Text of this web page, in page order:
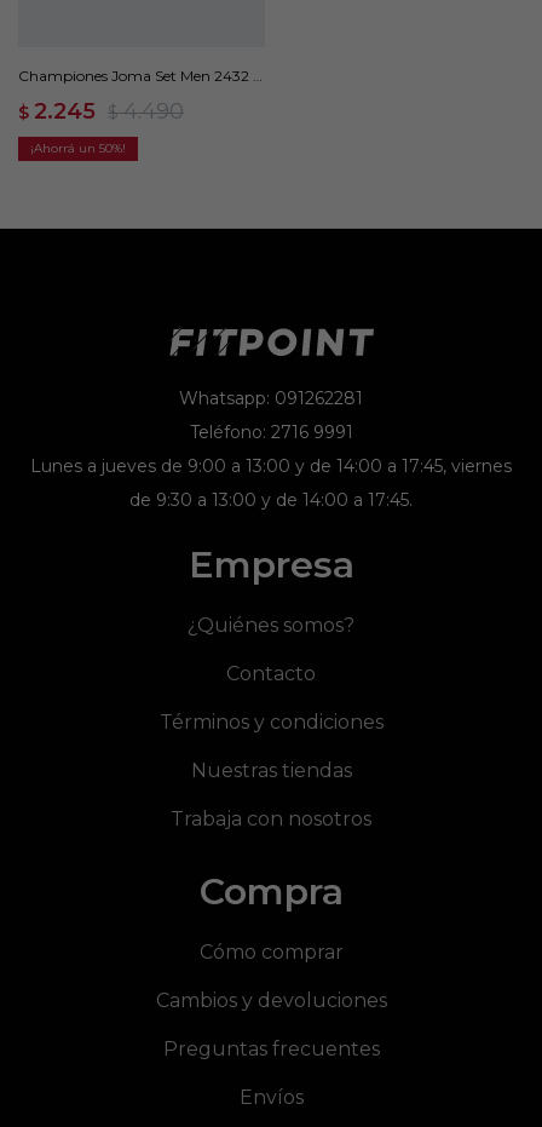
Championes Joma Set Men 2432 -
$ 2.245 $ 4.490
50
Whatsapp: 091262281
Teléfono: 2716 9991
Lunes a jueves de 9:00 a 13:00 y de 14:00 a 17:45, viernes
de 9:30 a 13:00 y de 14:00 a 17:45.
Empresa
¿Quiénes somos?
Contacto
Términos y condiciones
Nuestras tiendas
Trabaja con nosotros
Compra
Cómo comprar
Cambios y devoluciones
Preguntas frecuentes
Envíos